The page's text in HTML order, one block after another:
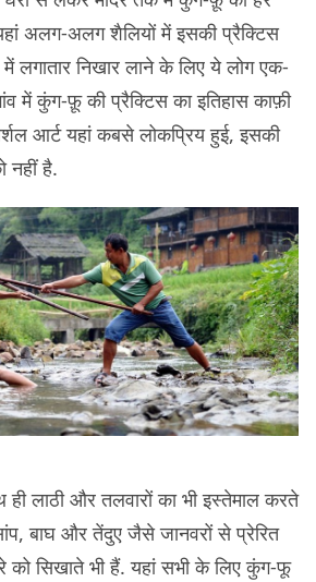
अलग-अलग शैलियों में इसकी प्रैक्टिस
लगातार निखार लाने के लिए ये लोग एक-
में कुंग-फ़ू की प्रैक्टिस का इतिहास काफ़ी
आर्ट यहां कबसे लोकप्रिय हुई, इसकी
नहीं है.
लाठी और तलवारों का भी इस्तेमाल करते
बाघ और तेंदुए जैसे जानवरों से प्रेरित
को सिखाते भी हैं. यहां सभी के लिए कुंग-फू